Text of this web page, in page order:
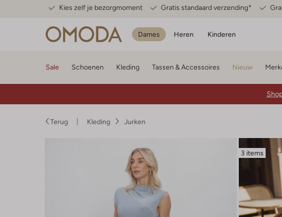
Kies zelf je bezorgmoment Gratis standaard verzending*
Dames Heren Kinderen
Sale Schoenen Kleding Tassen & Accessoires Nieuw
Terug Kleding Jurken
3 items